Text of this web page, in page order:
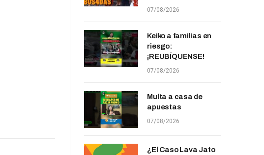
07/08/2026
Keiko a familias en
riesgo:
¡REUBÍQUENSE!
07/08/2026
Multa a casa de
apuestas
07/08/2026
¿El Caso Lava Jato